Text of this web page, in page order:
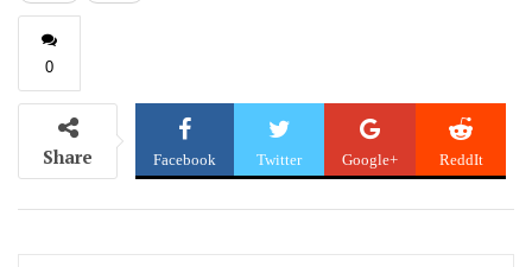
0
Share Facebook Twitter Google+ ReddIt